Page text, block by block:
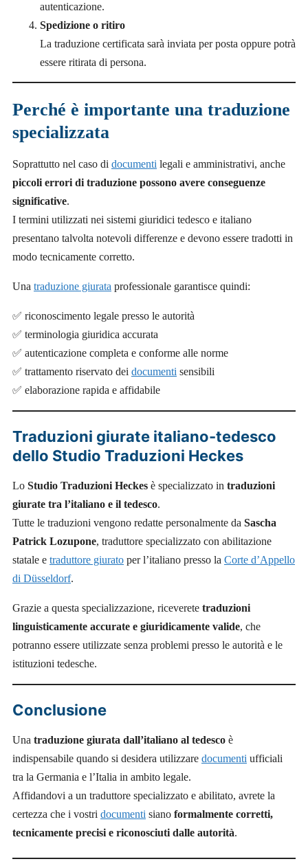
autenticazione.
Spedizione o ritiro
La traduzione certificata sarà inviata per posta oppure potrà
essere ritirata di persona.
Perché è importante una traduzione
specializzata
Soprattutto nel caso di documenti legali e amministrativi, anche
piccoli errori di traduzione possono avere conseguenze
significative.
I termini utilizzati nei sistemi giuridici tedesco e italiano
presentano talvolta notevoli differenze e devono essere tradotti in
modo tecnicamente corretto.
Una traduzione giurata professionale garantisce quindi:
✅ riconoscimento legale presso le autorità
✅ terminologia giuridica accurata
✅ autenticazione completa e conforme alle norme
✅ trattamento riservato dei documenti sensibili
✅ elaborazione rapida e affidabile
Traduzioni giurate italiano-tedesco
dello Studio Traduzioni Heckes
Lo Studio Traduzioni Heckes è specializzato in traduzioni
giurate tra l’italiano e il tedesco.
Tutte le traduzioni vengono redatte personalmente da Sascha
Patrick Lozupone, traduttore specializzato con abilitazione
statale e traduttore giurato per l’italiano presso la Corte d’Appello
di Düsseldorf.
Grazie a questa specializzazione, riceverete traduzioni
linguisticamente accurate e giuridicamente valide, che
potranno essere utilizzate senza problemi presso le autorità e le
istituzioni tedesche.
Conclusione
Una traduzione giurata dall’italiano al tedesco è
indispensabile quando si desidera utilizzare documenti ufficiali
tra la Germania e l’Italia in ambito legale.
Affidandovi a un traduttore specializzato e abilitato, avrete la
certezza che i vostri documenti siano formalmente corretti,
tecnicamente precisi e riconosciuti dalle autorità.